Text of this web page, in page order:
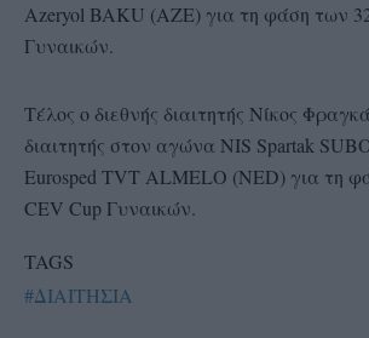
Azeryol BAKU (AZE) για τη φάση των
Γυναικών.
Τέλος ο διεθνής διαιτητής Νίκος
διαιτητής στον αγώνα NIS Spartak
Eurosped TVT ALMELO (NED) για τη
CEV Cup Γυναικών.
TAGS
#ΔΙΑΙΤΗΣΙΑ